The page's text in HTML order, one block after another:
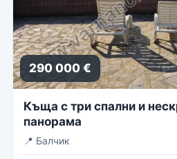
290 000 €
Къща с три спални и
панорама
📍 Балчик